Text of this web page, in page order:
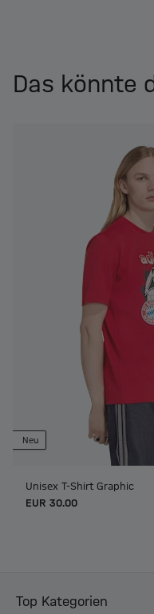
Das könnte
Neu
Unisex T-Shirt Graphic
EUR 30.00
Top Kategorien